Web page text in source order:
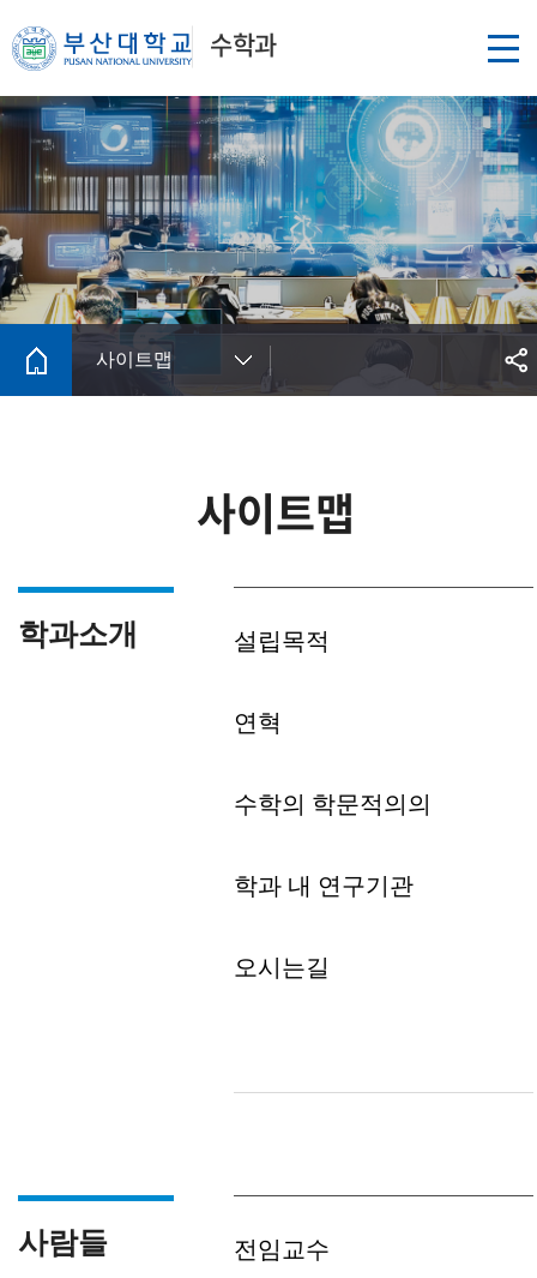
수학과
사이트맵
사이트맵
학과소개 설립목적
연혁
수학의 학문적의의
학과 내 연구기관
오시는길
사람들 전임교수